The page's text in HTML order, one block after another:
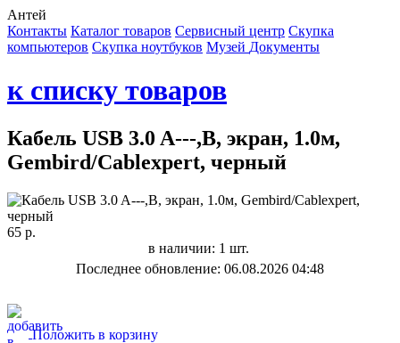
Антей
Контакты Каталог товаров Сервисный центр Cкупка
компьютеров Cкупка ноутбуков Музей Документы
к списку товаров
Кабель USB 3.0 A---,B, экран, 1.0м,
Gembird/Cablexpert, черный
65 р.
в наличии: 1 шт.
Последнее обновление: 06.08.2026 04:48
Положить в корзину